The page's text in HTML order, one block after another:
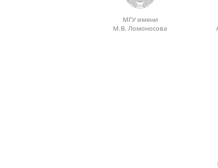
МГУ имени
М.В. Ломоносова